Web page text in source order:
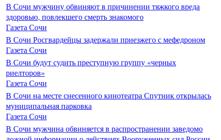
В Сочи мужчину обвиняют в причинении тяжкого вреда
здоровью, повлекшего смерть знакомого
Газета Сочи
В Сочи Росгвардейцы задержали приезжего с мефедроном
Газета Сочи
В Сочи будут судить преступную группу «черных
риелторов»
Газета Сочи
В Сочи на месте снесенного кинотеатра Спутник открылась
муниципальная парковка
Газета Сочи
В Сочи мужчина обвиняется в распространении заведомо